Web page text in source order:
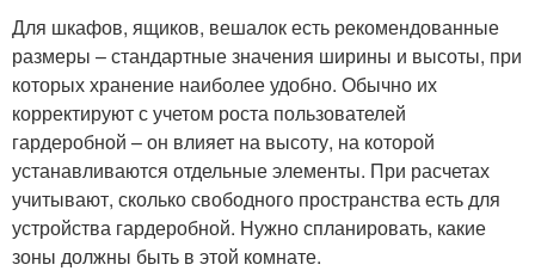
Для шкафов, ящиков, вешалок есть рекомендованные
размеры – стандартные значения ширины и высоты, при
которых хранение наиболее удобно. Обычно их
корректируют с учетом роста пользователей
гардеробной – он влияет на высоту, на которой
устанавливаются отдельные элементы. При расчетах
учитывают, сколько свободного пространства есть для
устройства гардеробной. Нужно спланировать, какие
зоны должны быть в этой комнате.